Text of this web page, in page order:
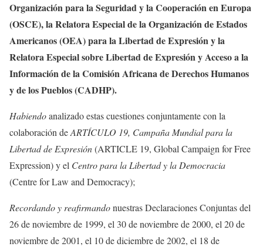
Organización para la Seguridad y la Cooperación en Europa
(OSCE), la Relatora Especial de la Organización de Estados
Americanos (OEA) para la Libertad de Expresión y la
Relatora Especial sobre Libertad de Expresión y Acceso a la
Información de la Comisión Africana de Derechos Humanos
y de los Pueblos (CADHP).
Habiendoanalizado estas cuestiones conjuntamente con la
colaboración deARTÍCULO 19, Campaña Mundial para la
Libertad de Expresión(ARTICLE 19, Global Campaign for Free
Expression) y el Centro para la Libertad y la Democracia
(Centre for Law and Democracy);
Recordando y reafirmandonuestras Declaraciones Conjuntas del
26 de noviembre de 1999, el 30 de noviembre de 2000, el 20 de
noviembre de 2001, el 10 de diciembre de 2002, el 18 de